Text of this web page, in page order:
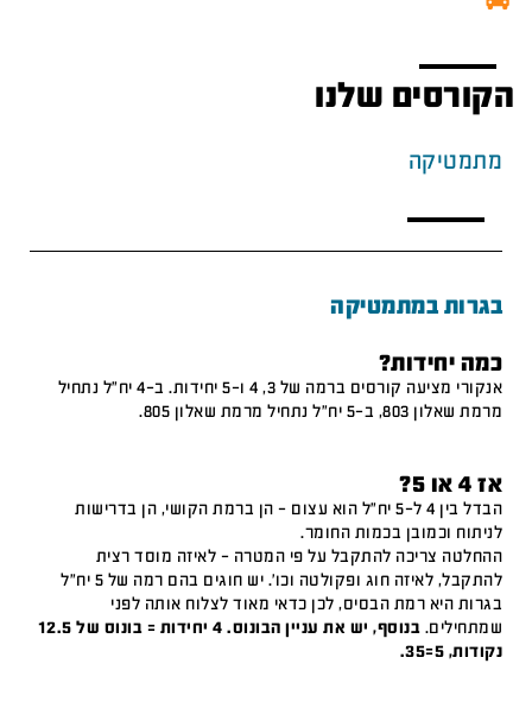
הקורסים שלנו
מתמטיקה
בגרות במתמטיקה
כמה יחידות?
אנקורי מציעה קורסים ברמה של 3, 4 ו-5 יחידות. ב-4 יח"ל נתחיל
מרמת שאלון 803, ב-5 יח"ל נתחיל מרמת שאלון 805.
אז 4 או 5?
הבדל בין 4 ל-5 יח"ל הוא עצום – הן ברמת הקושי, הן בדרישות
לניתוח וכמובן בכמות החומר.
ההחלטה צריכה להתקבל על פי המטרה – לאיזה מוסד רצית
להתקבל, לאיזה חוג ופקולטה וכו'. יש חוגים בהם רמה של 5 יח"ל
בגרות היא רמת הבסיס, לכן כדאי מאוד לצלוח אותה לפני
שמתחילים.
בנוסף, יש את עניין הבונוס. 4 יחידות = בונוס של 12.5
נקודות, 5=35.